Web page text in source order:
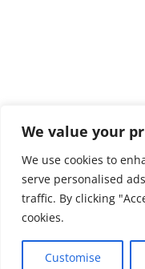
We value your
We use cookies to
serve personalised
traffic. By clicking
cookies.
Customise
Belgian Magic
Magic
Website: